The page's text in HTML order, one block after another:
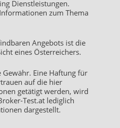
Dienstleistungen.
zum Thema
Angebots ist die
eines Österreichers.
Eine Haftung für
auf die hier
getätigt werden, wird
Test.at lediglich
dargestellt.